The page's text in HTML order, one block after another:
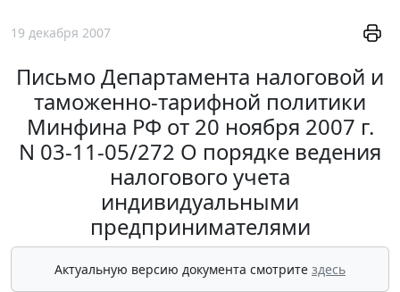
19 декабря 2007
Письмо Департамента налоговой и
таможенно-тарифной политики
Минфина РФ от 20 ноября 2007 г.
N 03-11-05/272 О порядке ведения
налогового учета
индивидуальными
предпринимателями
Актуальную версию документа смотрите здесь